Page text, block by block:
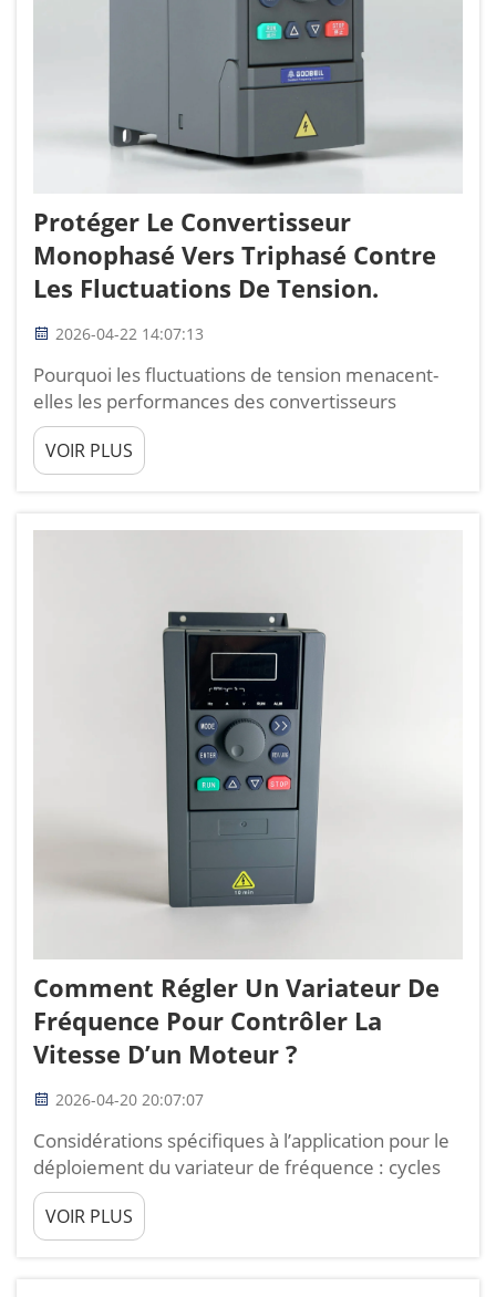
Protéger Le Convertisseur
Monophasé Vers Triphasé Contre
Les Fluctuations De Tension.
2026-04-22 14:07:13
Pourquoi les fluctuations de tension menacent-
elles les performances des convertisseurs
monophasé vers triphasé ? Manifestations
courantes : tension de sortie déséquilibrée,
surchauffe et instabilité du couple moteur. Les
convertisseurs monophasé vers triphasé, tri...
VOIR PLUS
Comment Régler Un Variateur De
Fréquence Pour Contrôler La
Vitesse D’un Moteur ?
2026-04-20 20:07:07
Considérations spécifiques à l’application pour le
déploiement du variateur de fréquence : cycles
de service des pompes et des ventilateurs par
rapport aux charges de convoyeurs ou de
compresseurs. Les applications à couple variable
VOIR PLUS